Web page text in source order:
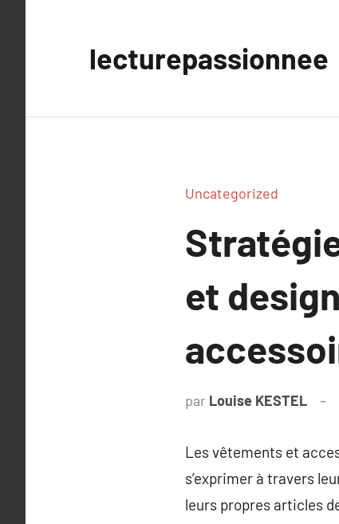
lecturepassionnee
Uncategorized
et
par Louise KESTEL
Les vêtements et
s’exprimer à travers
leurs propres articles